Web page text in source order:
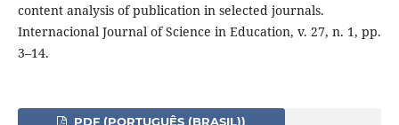
content analysis of publication in selected journals.
Internacional Journal of Science in Education, v. 27, n. 1, pp.
3–14.
PDF (PORTUGUÊS (BRASIL))